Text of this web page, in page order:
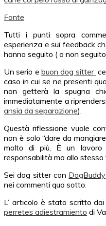
Fonte
Tutti i punti sopra
esperienza e sui feedback
hanno seguito ( o non
Un serio e buon dog sitter
caso in cui se ne presenti
non getterà la spugna
immediatamente a
ansia da separazione).
Questà riflessione vuole
non è solo “dare da
molto di più. È un lavoro
responsabilità ma allo
Sei dog sitter con DogBuddy
nei commenti qua sotto.
L’ articolo è stato scritto
perretes adiestramiento di